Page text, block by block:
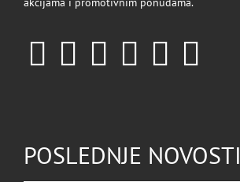
POSLEDNJE NOVOSTI